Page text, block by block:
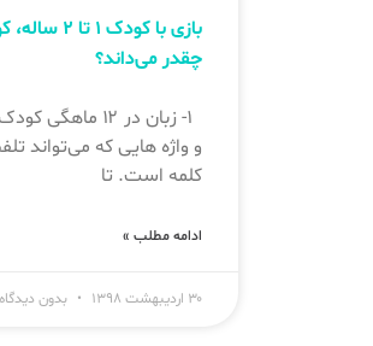
بازی با
چقدر می‌داند؟
۱- زبان در ۱۲
کلمه است. تا
ادامه مطلب »
۳۰ اردیبهشت ۱۳۹۸ بدون دیدگاه